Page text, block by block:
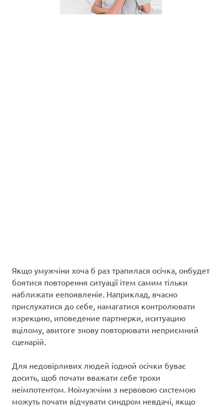
Якщо умужчіни хоча б раз трапилася осічка, онбудет
боятися повторення ситуації ітем самим тільки
наближати еепоявленіе. Наприклад, вчасно
прислухатися до себе, намагатися контролювати
иэрекцию, иповедение партнерки, иситуацию
вцілому, авитоге знову повторювати неприємний
сценарій.
Для недовірливих людей іодной осічки буває
досить, щоб почати вважати себе трохи
неімпотентом. Ноімужчіни з нервовою системою
можуть почати відчувати синдром невдачі, якщо